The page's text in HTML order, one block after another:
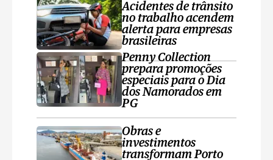
Acidentes de trânsito
no trabalho acendem
alerta para empresas
brasileiras
Penny Collection
prepara promoções
especiais para o Dia
dos Namorados em
PG
Obras e
investimentos
transformam Porto